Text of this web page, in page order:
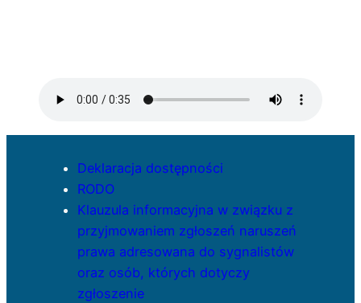
Deklaracja dostępności
RODO
Klauzula informacyjna w związku z
przyjmowaniem zgłoszeń naruszeń
prawa adresowana do sygnalistów
oraz osób, których dotyczy
zgłoszenie